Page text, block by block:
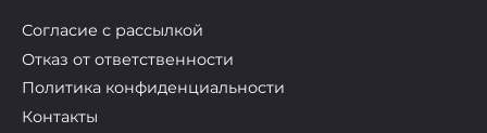
Согласие с рассылкой
Отказ от ответственности
Политика конфиденциальности
Контакты